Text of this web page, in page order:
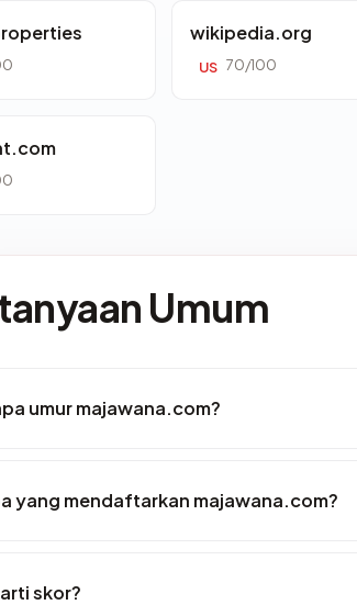
wikipedia.org
US 70/100
Umum
umur majawana.com?
yang mendaftarkan majawana.com?
skor?